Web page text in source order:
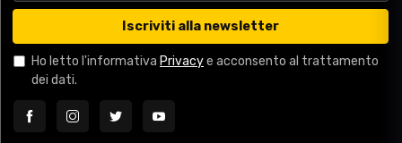
Iscriviti alla newsletter
Ho letto l'informativa Privacye acconsento al trattamento
dei dati.